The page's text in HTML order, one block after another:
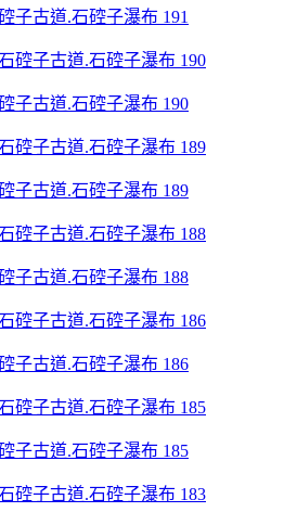
子古道.石硿子瀑布 191
子古道.石硿子瀑布 190
子古道.石硿子瀑布 189
子古道.石硿子瀑布 188
子古道.石硿子瀑布 186
子古道.石硿子瀑布 185